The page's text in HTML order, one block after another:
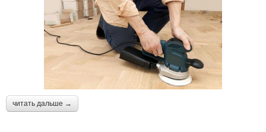
читать дальше →